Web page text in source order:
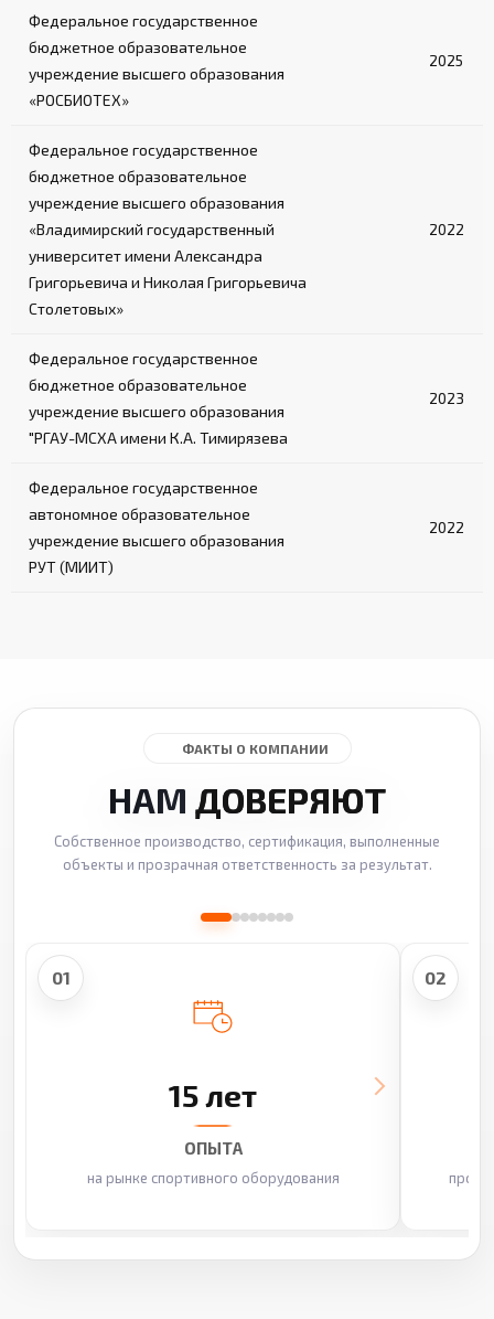
Федеральное государственное
бюджетное образовательное
учреждение высшего образования
«РОСБИОТЕХ»
2025
Федеральное государственное
бюджетное образовательное
учреждение высшего образования
«Владимирский государственный
университет имени Александра
Григорьевича и Николая Григорьевича
Столетовых»
2022
Федеральное государственное
бюджетное образовательное
учреждение высшего образования
"РГАУ-МСХА имени К.А. Тимирязева
2023
Федеральное государственное
автономное образовательное
учреждение высшего образования
РУТ (МИИТ)
2022
ФАКТЫ О КОМПАНИИ
НАМ ДОВЕРЯЮТ
Собственное производство, сертификация, выполненные
объекты и прозрачная ответственность за результат.
01
15 лет
ОПЫТА
на рынке спортивного оборудования
02